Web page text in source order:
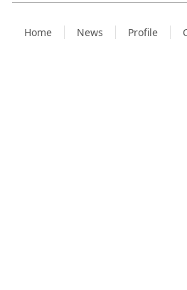
Home News Profile